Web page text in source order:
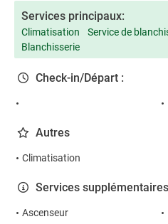
Services principaux:
Climatisation Service de
Blanchisserie
Check-in/Départ :
Autres
Climatisation
Services supplémentaires
Ascenseur